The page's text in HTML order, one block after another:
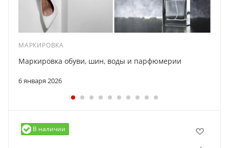
МАРКИРОВКА
6 января 2026
Маркировка обуви, шин, воды и парфюмерии
В наличии